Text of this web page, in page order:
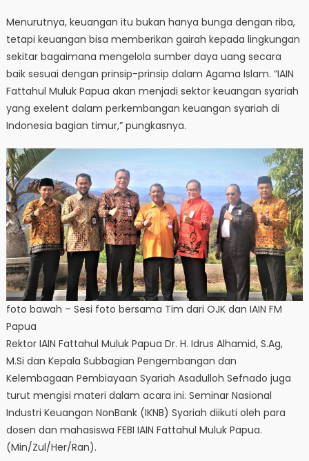
Menurutnya, keuangan itu bukan hanya bunga dengan riba,
tetapi keuangan bisa memberikan gairah kepada lingkungan
sekitar bagaimana mengelola sumber daya uang secara
baik sesuai dengan prinsip-prinsip dalam Agama Islam. “IAIN
Fattahul Muluk Papua akan menjadi sektor keuangan syariah
yang exelent dalam perkembangan keuangan syariah di
Indonesia bagian timur,” pungkasnya.
foto bawah – Sesi foto bersama Tim dari OJK dan IAIN FM
Papua
Rektor IAIN Fattahul Muluk Papua Dr. H. Idrus Alhamid, S.Ag,
M.Si dan Kepala Subbagian Pengembangan dan
Kelembagaan Pembiayaan Syariah Asadulloh Sefnado juga
turut mengisi materi dalam acara ini. Seminar Nasional
Industri Keuangan NonBank (IKNB) Syariah diikuti oleh para
dosen dan mahasiswa FEBI IAIN Fattahul Muluk Papua.
(Min/Zul/Her/Ran).